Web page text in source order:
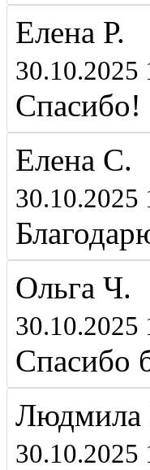
Елена Р.
30.10.2025
Спасибо!
Елена С.
30.10.2025
Ольга Ч.
30.10.2025
Спасибо
Людмила
30.10.2025